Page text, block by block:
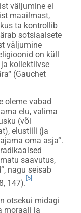
väljumine ei
maailmast,
ta kontrollib
sotsiaalsete
väljumine
on küll
kollektiivse
(Gauchet
oleme vabad
elu, valima
(või
elustiili (ja
oma asja“.
saavutus,
nagu seisab
147).
[5]
otsekui midagi
moraali ja